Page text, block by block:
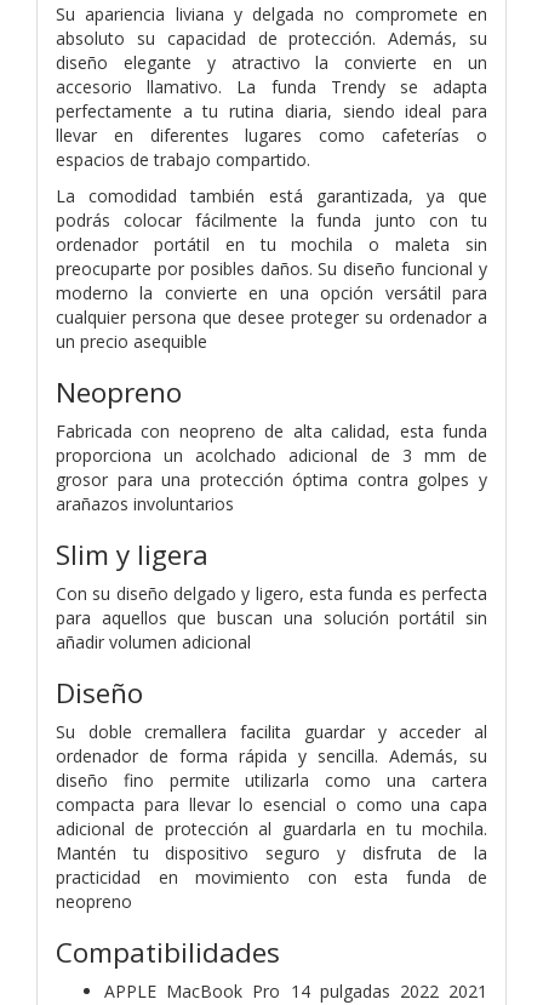
Su apariencia liviana y delgada no compromete en
absoluto su capacidad de protección. Además, su
diseño elegante y atractivo la convierte en un
accesorio llamativo. La funda Trendy se adapta
perfectamente a tu rutina diaria, siendo ideal para
llevar en diferentes lugares como cafeterías o
espacios de trabajo compartido.
La comodidad también está garantizada, ya que
podrás colocar fácilmente la funda junto con tu
ordenador portátil en tu mochila o maleta sin
preocuparte por posibles daños. Su diseño funcional y
moderno la convierte en una opción versátil para
cualquier persona que desee proteger su ordenador a
un precio asequible
Neopreno
Fabricada con neopreno de alta calidad, esta funda
proporciona un acolchado adicional de 3 mm de
grosor para una protección óptima contra golpes y
arañazos involuntarios
Slim y ligera
Con su diseño delgado y ligero, esta funda es perfecta
para aquellos que buscan una solución portátil sin
añadir volumen adicional
Diseño
Su doble cremallera facilita guardar y acceder al
ordenador de forma rápida y sencilla. Además, su
diseño fino permite utilizarla como una cartera
compacta para llevar lo esencial o como una capa
adicional de protección al guardarla en tu mochila.
Mantén tu dispositivo seguro y disfruta de la
practicidad en movimiento con esta funda de
neopreno
Compatibilidades
APPLE MacBook Pro 14 pulgadas 2022 2021